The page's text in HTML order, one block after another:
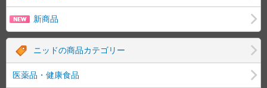
新商品
ニッドの商品カテゴリー
医薬品・健康食品